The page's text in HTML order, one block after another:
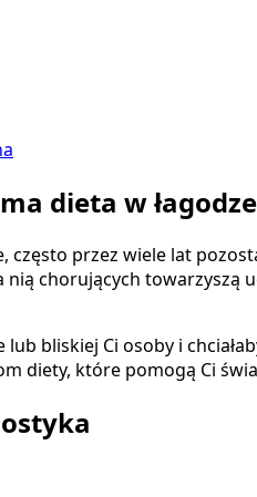
dieta w
przez wiele lat
chorujących towarzyszą
bliskiej Ci osoby i
diety, które pomogą Ci